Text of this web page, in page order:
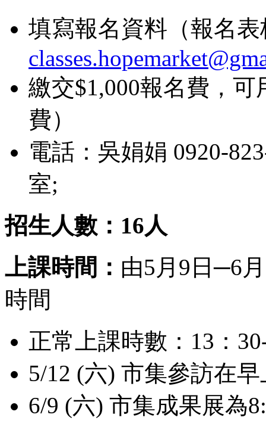
填寫報名資料（報名
繳交$1,000報名費，
費）
電話：吳娟娟 0920-
室;
招生人數：16人
上課時間： 由5月9日─6
時間
正常上課時數：13：
5/12 (六) 市集參訪在早
6/9 (六) 市集成果展為